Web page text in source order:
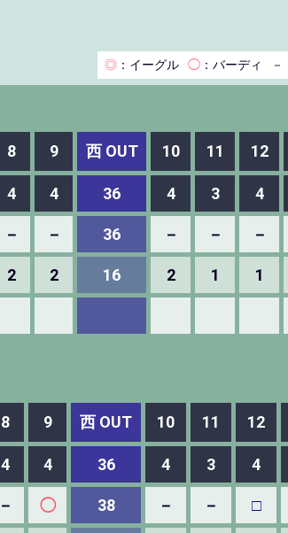
◎ ：イーグル ◯ ：バーディ －
8 9 西 OUT 10 11 12
4 4 36 4 3 4
－ － 36 － － －
2 2 16 2 1 1
8 9 西 OUT 10 11 12
4 4 36 4 3 4
－ ◯ 38 － － □